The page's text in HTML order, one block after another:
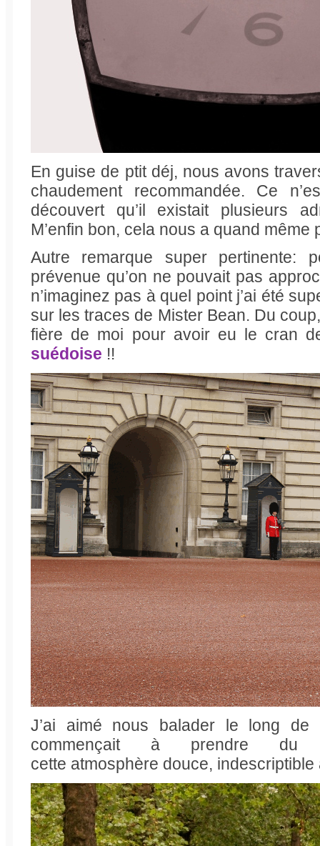
En guise de ptit déj, nous avons
chaudement recommandée. Ce
découvert qu’il existait plusieurs
M’enfin bon, cela nous a quand
Autre remarque super pertinente:
prévenue qu’on ne pouvait pas
n’imaginez pas à quel point j’ai été
sur les traces de Mister Bean. Du
fière de moi pour avoir eu le cran
suédoise !!
J’ai aimé nous balader le long de
commençait à prendre
cette atmosphère douce, indescriptible